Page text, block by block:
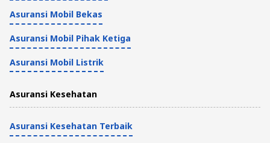
Asuransi Mobil Bekas
Asuransi Mobil Pihak Ketiga
Asuransi Mobil Listrik
Asuransi Kesehatan
Asuransi Kesehatan Terbaik